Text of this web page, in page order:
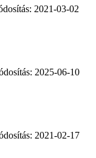
2021-03-02
2025-06-10
2021-02-17